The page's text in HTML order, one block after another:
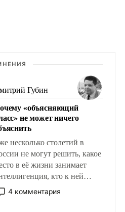
Губин
«объясняющий
не может ничего
несколько столетий в
не могут решить, какое
в её жизни занимает
кто к ней
а кого из неё
с правом
4 комментария